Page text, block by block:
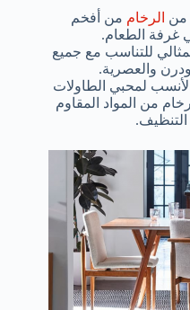
من الرخام من أفخم
غرفة الطعام.
للتناسب مع جميع
والعصرية.
لمحبي الطاولات
من المواد المقاوم